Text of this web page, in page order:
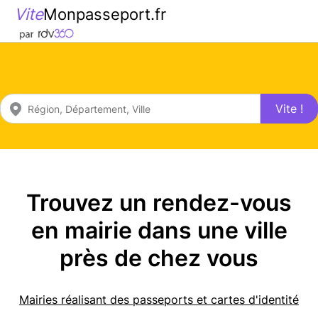
ViteMonpasseport.fr
Vite !
Trouvez un rendez-vous
en mairie dans une ville
près de chez vous
Mairies réalisant des passeports et cartes d'identité